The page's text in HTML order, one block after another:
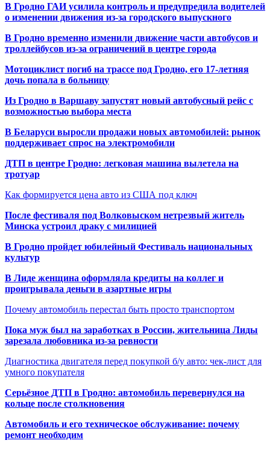
В Гродно ГАИ усилила контроль и предупредила водителей
о изменении движения из-за городского выпускного
В Гродно временно изменили движение части автобусов и
троллейбусов из-за ограничений в центре города
Мотоциклист погиб на трассе под Гродно, его 17-летняя
дочь попала в больницу
Из Гродно в Варшаву запустят новый автобусный рейс с
возможностью выбора места
В Беларуси выросли продажи новых автомобилей: рынок
поддерживает спрос на электромобили
ДТП в центре Гродно: легковая машина вылетела на
тротуар
Как формируется цена авто из США под ключ
После фестиваля под Волковыском нетрезвый житель
Минска устроил драку с милицией
В Гродно пройдет юбилейный Фестиваль национальных
культур
В Лиде женщина оформляла кредиты на коллег и
проигрывала деньги в азартные игры
Почему автомобиль перестал быть просто транспортом
Пока муж был на заработках в России, жительница Лиды
зарезала любовника из-за ревности
Диагностика двигателя перед покупкой б/у авто: чек-лист для
умного покупателя
Серьёзное ДТП в Гродно: автомобиль перевернулся на
кольце после столкновения
Автомобиль и его техническое обслуживание: почему
ремонт необходим